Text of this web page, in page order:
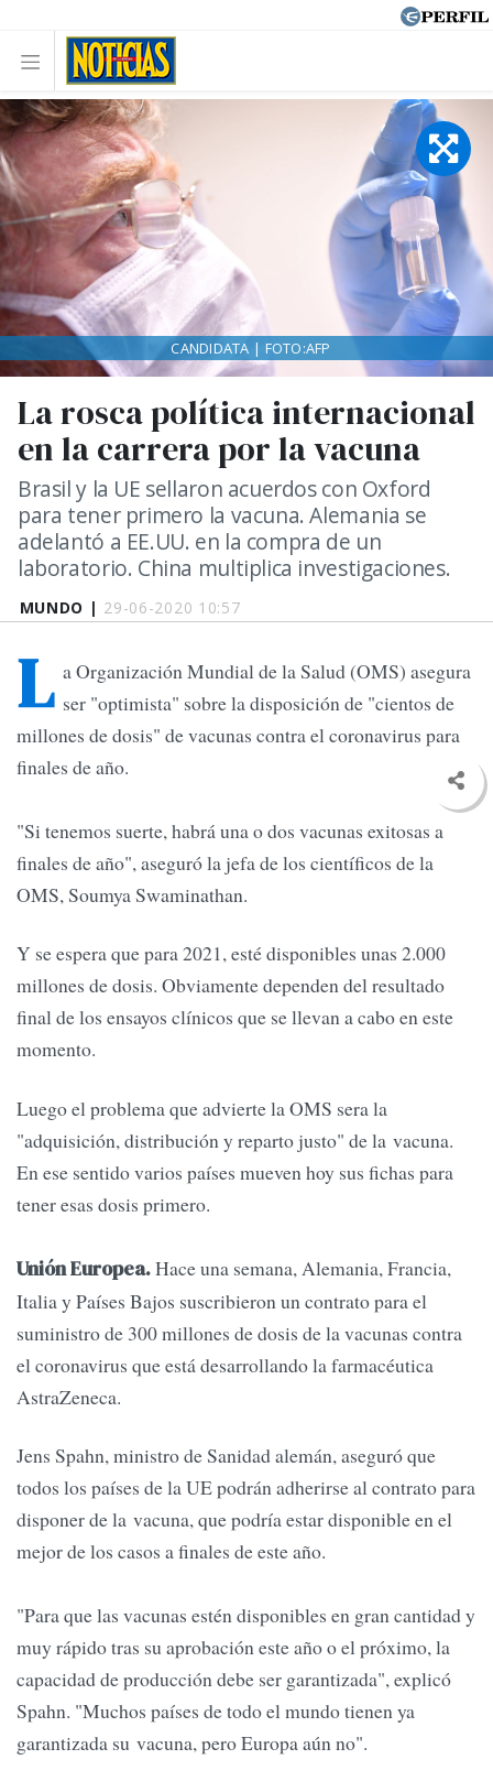
MUNDO | 29-06-2020 10:57
La rosca política internacional
en la carrera por la vacuna
Brasil y la UE sellaron acuerdos con Oxford
para tener primero la vacuna. Alemania se
adelantó a EE.UU. en la compra de un
laboratorio. China multiplica investigaciones.
CANDIDATA | FOTO:AFP
L a Organización Mundial de la Salud (OMS) asegura
ser "optimista" sobre la disposición de "cientos de
millones de dosis" de vacunas contra el coronavirus para
finales de año.
"Si tenemos suerte, habrá una o dos vacunas exitosas a
finales de año", aseguró la jefa de los científicos de la
OMS, Soumya Swaminathan.
Y se espera que para 2021, esté disponibles unas 2.000
millones de dosis. Obviamente dependen del resultado
final de los ensayos clínicos que se llevan a cabo en este
momento.
Luego el problema que advierte la OMS sera la
"adquisición, distribución y reparto justo" de la vacuna.
En ese sentido varios países mueven hoy sus fichas para
tener esas dosis primero.
Unión Europea.Hace una semana, Alemania, Francia,
Italia y Países Bajos suscribieron un contrato para el
suministro de 300 millones de dosis de la vacunas contra
el coronavirus que está desarrollando la farmacéutica
AstraZeneca.
Jens Spahn, ministro de Sanidad alemán, aseguró que
todos los países de la UE podrán adherirse al contrato para
disponer de la vacuna, que podría estar disponible en el
mejor de los casos a finales de este año.
"Para que las vacunas estén disponibles en gran cantidad y
muy rápido tras su aprobación este año o el próximo, la
capacidad de producción debe ser garantizada", explicó
Spahn. "Muchos países de todo el mundo tienen ya
garantizada su vacuna, pero Europa aún no".